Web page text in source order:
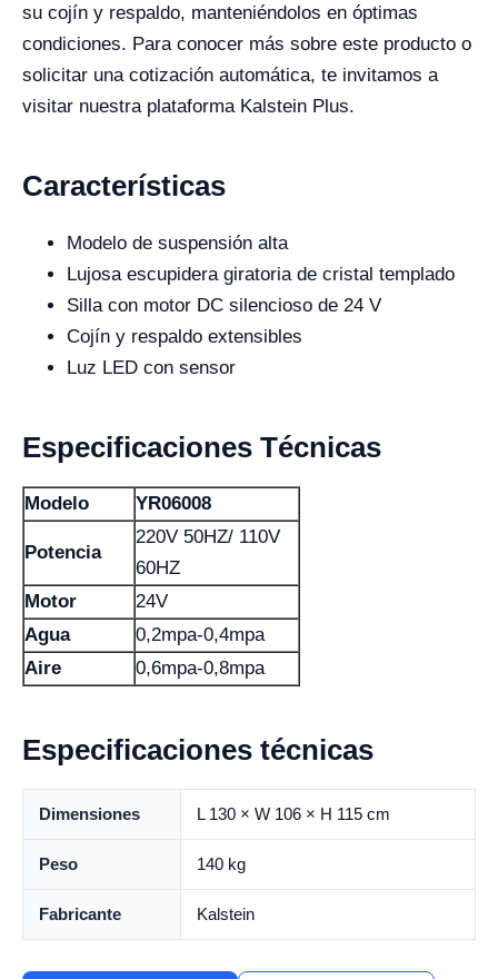
su cojín y respaldo, manteniéndolos en óptimas
condiciones. Para conocer más sobre este producto o
solicitar una cotización automática, te invitamos a
visitar nuestra plataforma Kalstein Plus.
Características
Modelo de suspensión alta
Lujosa escupidera giratoria de cristal templado
Silla con motor DC silencioso de 24 V
Cojín y respaldo extensibles
Luz LED con sensor
Especificaciones Técnicas
Modelo YR06008
Potencia
220V 50HZ/ 110V
60HZ
Motor
24V
Agua
0,2mpa-0,4mpa
Aire
0,6mpa-0,8mpa
Especificaciones técnicas
Dimensiones L 130 × W 106 × H 115 cm
Peso 140 kg
Fabricante Kalstein